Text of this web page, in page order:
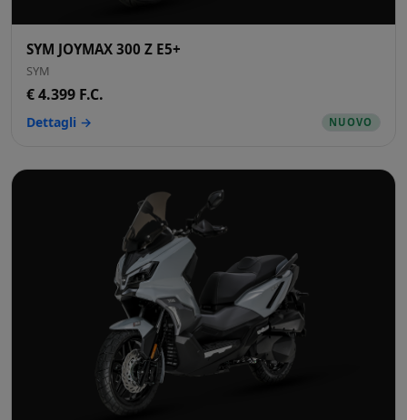
SYM JOYMAX 300 Z E5+
SYM
€ 4.399 F.C.
Dettagli → NUOVO